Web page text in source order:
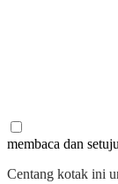
membaca dan
Centang kotak ini